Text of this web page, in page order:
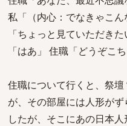
私「（内心：でなきゃこ
「ちょっと見ていただき
「はあ」 住職「どうぞこ
住職について行くと、祭
が、その部屋には人形が
したが、そこにあの日本